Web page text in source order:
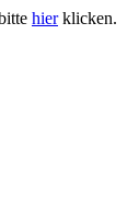
hierklicken.